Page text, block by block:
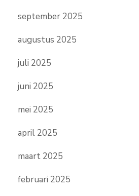
september 2025
augustus 2025
juli 2025
juni 2025
mei 2025
april 2025
maart 2025
februari 2025